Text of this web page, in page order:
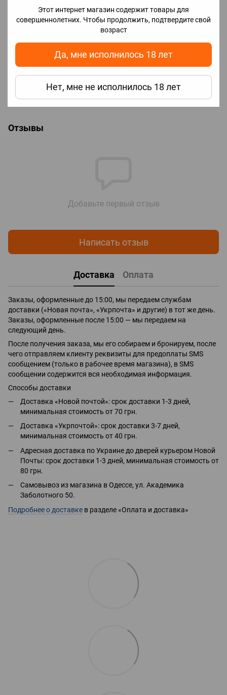
Этот интернет магазин содержит товары для
совершеннолетних. Чтобы продолжить, подтвердите свой
возраст
Да, мне исполнилось 18 лет
Нет, мне не исполнилось 18 лет
✅Наличие
🔖Бренд
Lost Vape
картриджей
Отзывы
Добавьте первый отзыв
Написать отзыв
Доставка Оплата
Заказы, оформленные до 15:00, мы передаем службам
доставки («Новая почта», «Укрпочта» и другие) в тот же день.
Заказы, оформленные после 15:00 — мы передаем на
следующий день.
После получения заказа, мы его собираем и бронируем, после
чего отправляем клиенту реквизиты для предоплаты SMS
сообщением (только в рабочее время магазина), в SMS
сообщении содержится вся необходимая информация.
Способы доставки
Доставка «Новой почтой»: срок доставки 1-3 дней,
минимальная стоимость от 70 грн.
Доставка «Укрпочтой»: срок доставки 3-7 дней,
минимальная стоимость от 40 грн.
Адресная доставка по Украине до дверей курьером Новой
Почты: срок доставки 1-3 дней, минимальная стоимость от
80 грн.
Самовывоз из магазина в Одессе, ул. Академика
Заболотного 50.
Подробнее о доставке в разделе «Оплата и доставка»